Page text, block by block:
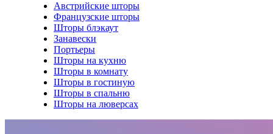
Австрийские шторы
Французские шторы
Шторы блэкаут
Занавески
Портьеры
Шторы на кухню
Шторы в комнату
Шторы в гостиную
Шторы в спальню
Шторы на люверсах